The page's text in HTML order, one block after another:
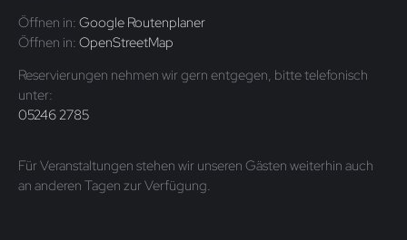
Öffnen in:Google Routenplaner
Öffnen in:OpenStreetMap
Reservierungen nehmen wir gern entgegen, bitte telefonisch
unter:
05246 2785
Für Veranstaltungen stehen wir unseren Gästen weiterhin auch
an anderen Tagen zur Verfügung.